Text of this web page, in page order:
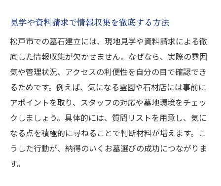
見学や資料請求で情報収集を徹底する方法
松戸市での墓石建立には、現地見学や資料請求による徹
底した情報収集が欠かせません。なぜなら、実際の雰囲
気や管理状況、アクセスの利便性を自分の目で確認でき
るためです。例えば、気になる霊園や石材店には事前に
アポイントを取り、スタッフの対応や墓地環境をチェッ
クしましょう。具体的には、質問リストを用意し、気に
なる点を積極的に尋ねることで判断材料が増えます。こ
うした行動が、納得のいくお墓選びの成功につながりま
す。